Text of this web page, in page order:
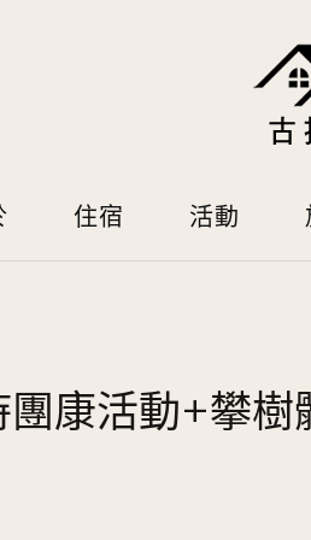
住宿 活動
康活動+攀樹